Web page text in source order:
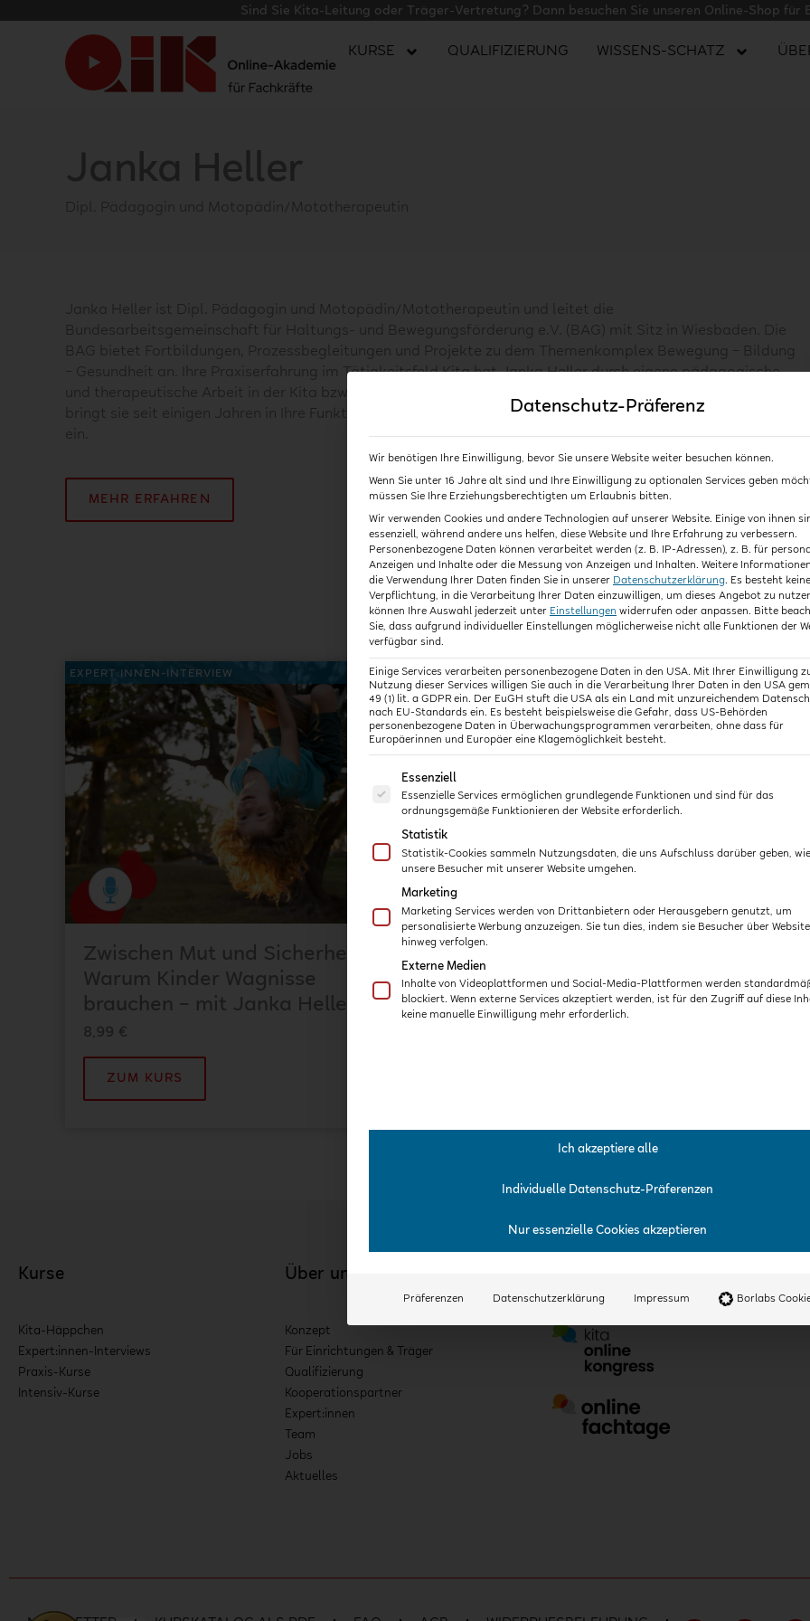
Sind Sie Kita-Leitung oder Träger-Vertretung? Dann besuchen Sie unseren Online-Shop für
KURSE QUALIFIZIERUNG WISSENS-SCHATZ
Janka Heller
Dipl. Pädagogin und Motopädin/Mototherapeutin
Janka Heller ist Dipl. Pädagogin und Motopädin/Mototherapeutin und leitet die
Bundesarbeitsgemeinschaft für Haltungs- und Bewegungsförderung e.V. (BAG) mit Sitz in Wiesbaden. Die
BAG bietet Fortbildungen, Prozessbegleitungen und Projekte zu dem Themenkomplex Bewegung – Bildung
– Gesundheit an. Ihre Praxiserfahrung im Tätigkeitsfeld Kita hat Janka Heller durch eigene pädagogische
und therapeutische Arbeit in der Kita bzw. mit Kindern im Vor- und Schulalter erworben. Ihre Expertise
bringt sie seit einigen Jahren in Ihre Funktion als Vorsitzende des Vereins ‚Bewegungskita Rheinland-Pfalz‘
ein.
MEHR ERFAHREN
Meine Kurse
EXPERT:INNEN-INTERVIEW
Zwischen Mut und Sicherheit –
Warum Kinder Wagnisse
brauchen – mit Janka Heller
8,99 €
ZUM KURS
PRAXIS-KURS
In Bewegung wachsen: Die
Bedeutung des Spiels für die
kindliche Entwicklung
Kurse
Kita-Häppchen
Expert:innen-Interviews
Praxis-Kurse
Intensiv-Kurse
Über uns
Konzept
Für Einrichtungen & Träger
Qualifizierung
Kooperationspartner
Expert:innen
Team
Jobs
Aktuelles
Datenschutz-Präferenz
Wir benötigen Ihre Einwilligung, bevor Sie unsere Website weiter besuchen können.
Wenn Sie unter 16 Jahre alt sind und Ihre Einwilligung zu optionalen Services geben
müssen Sie Ihre Erziehungsberechtigten um Erlaubnis bitten.
Wir verwenden Cookies und andere Technologien auf unserer Website. Einige von ihnen
essenziell, während andere uns helfen, diese Website und Ihre Erfahrung zu verbessern.
Personenbezogene Daten können verarbeitet werden (z. B. IP-Adressen), z. B. für
Anzeigen und Inhalte oder die Messung von Anzeigen und Inhalten. Weitere
die Verwendung Ihrer Daten finden Sie in unserer Datenschutzerklärung. Es besteht keine
Verpflichtung, in die Verarbeitung Ihrer Daten einzuwilligen, um dieses Angebot zu
können Ihre Auswahl jederzeit unter Einstellungen widerrufen oder anpassen. Bitte
Sie, dass aufgrund individueller Einstellungen möglicherweise nicht alle Funktionen der
verfügbar sind.
Einige Services verarbeiten personenbezogene Daten in den USA. Mit Ihrer Einwilligung
Nutzung dieser Services willigen Sie auch in die Verarbeitung Ihrer Daten in den USA
49 (1) lit. a GDPR ein. Der EuGH stuft die USA als ein Land mit unzureichendem
nach EU-Standards ein. Es besteht beispielsweise die Gefahr, dass US-Behörden
personenbezogene Daten in Überwachungsprogrammen verarbeiten, ohne dass für
Europäerinnen und Europäer eine Klagemöglichkeit besteht.
Es folgt eine Liste der Service-Gruppen, für die eine
Essenziell
Essenzielle Services ermöglichen grundlegende Funktionen und sind für das
ordnungsgemäße Funktionieren der Website erforderlich.
Statistik
Statistik-Cookies sammeln Nutzungsdaten, die uns Aufschluss darüber geben, wie
unsere Besucher mit unserer Website umgehen.
Marketing
Marketing Services werden von Drittanbietern oder Herausgebern genutzt, um
personalisierte Werbung anzuzeigen. Sie tun dies, indem sie Besucher über
hinweg verfolgen.
Externe Medien
Inhalte von Videoplattformen und Social-Media-Plattformen werden
blockiert. Wenn externe Services akzeptiert werden, ist für den Zugriff auf diese
keine manuelle Einwilligung mehr erforderlich.
Ich akzeptiere alle
Individuelle Datenschutz-Präferenzen
Nur essenzielle Cookies akzeptieren
Präferenzen Datenschutzerklärung Impressum Borlabs